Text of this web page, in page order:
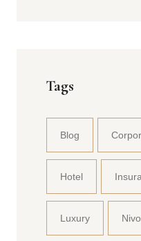
Tags
Blog
Hotel
Luxury Nivo